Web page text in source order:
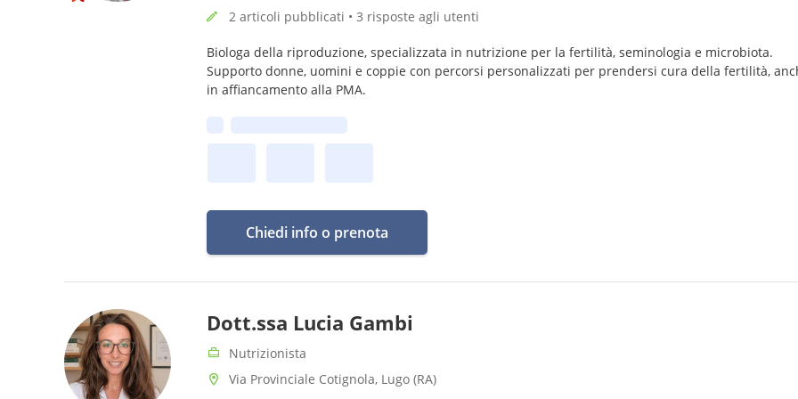
2 articoli pubblicati • 3 risposte agli utenti
Biologa della riproduzione, specializzata in nutrizione per la fertilità, seminologia e microbiota.
Supporto donne, uomini e coppie con percorsi personalizzati per prendersi cura della fertilità,
in affiancamento alla PMA.
Chiedi info o prenota
Dott.ssa Lucia Gambi
Nutrizionista
Via Provinciale Cotignola, Lugo (RA)